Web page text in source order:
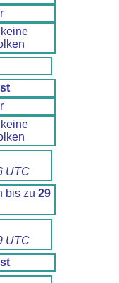
UTC
bis zu 29
UTC